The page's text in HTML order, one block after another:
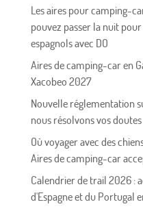
Les aires pour camping-
pouvez passer la nuit
espagnols avec DO
Aires de camping-car en
Xacobeo 2027
Nouvelle réglementation
nous résolvons vos doutes
Où voyager avec des
Aires de camping-car
Calendrier de trail 2026 :
d'Espagne et du Portugal